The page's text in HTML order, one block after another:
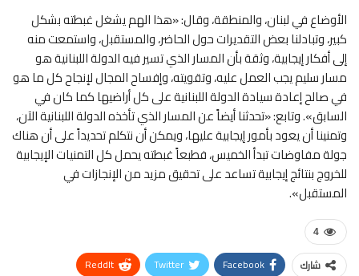
الأوضاع في لبنان، والمنطقة، وقال: «هذا الهم يشغل غبطته بشكل
كبير، وتبادلنا بعض التقديرات حول الحاضر، والمستقبل، واستمعت منه
إلى أفكار إيجابية، وثقة بأن المسار الذي تسير فيه الدولة اللبنانية هو
مسار سليم يجب العمل عليه، وتقويته، وإفساح المجال لإنجاح كل ما هو
في صالح إعادة سيادة الدولة اللبنانية على كل أراضيها كما كان في
السابق». وتابع: «تحدثنا أيضاً عن المسار الذي تأخذه الدولة اللبنانية الآن،
وتمنينا أن يعود بأمور إيجابية عليها، ويمكن أن نتكلم تحديداً على أن هناك
جولة مفاوضات تبدأ الخميس، فطبعاً غبطته يحمل كل التمنيات الإيجابية
للخروج بنتائج إيجابية تساعد على تحقيق مزيد من الإنجازات في
المستقبل».
4
شارك Facebook
Twitter
ReddIt